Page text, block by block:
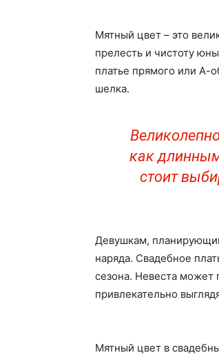
Мятный цвет – это
прелесть и чистоту
платье прямого или А-
шелка.
как
стоит
Девушкам,
наряда. Свадебное
сезона. Невеста может
привлекательно
Мятный цвет в